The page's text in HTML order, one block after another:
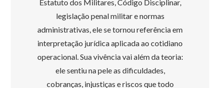
Estatuto dos Militares, Código Disciplinar,
legislação penal militar e normas
administrativas, ele se tornou referência em
interpretação jurídica aplicada ao cotidiano
operacional. Sua vivência vai além da teoria:
ele sentiu na pele as dificuldades,
cobranças, injustiças e riscos que todo